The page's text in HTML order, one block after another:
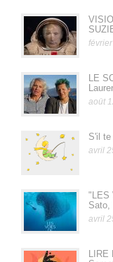
LE
août
S'il
avril
"LES
Sato,
avril
LIRE